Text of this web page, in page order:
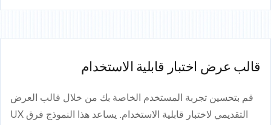
قالب عرض اختبار قابلية الاستخدام
قم بتحسين تجربة المستخدم الخاصة بك من خلال قالب العرض
التقديمي لاختبار قابلية الاستخدام. يساعد هذا النموذج فرق UX